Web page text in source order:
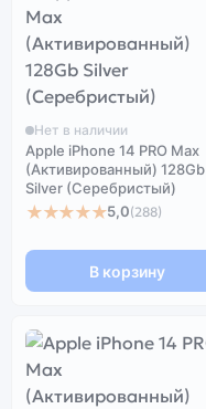
Нет в наличии
Apple iPhone 14 PRO Max
(Активированный) 128Gb
Silver (Серебристый)
★★★★★5,0(288)
В корзину